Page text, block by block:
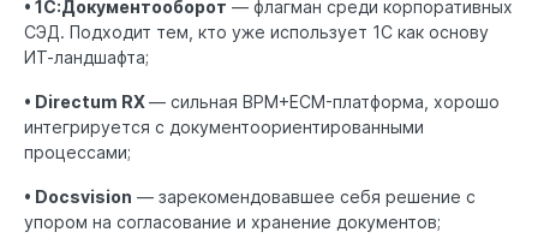
• 1С:Документооборот — флагман среди корпоративных
СЭД. Подходит тем, кто уже использует 1С как основу
ИТ-ландшафта;
• Directum RX— сильная BPM+ECM-платформа, хорошо
интегрируется с документоориентированными
процессами;
• Docsvision — зарекомендовавшее себя решение с
упором на согласование и хранение документов;